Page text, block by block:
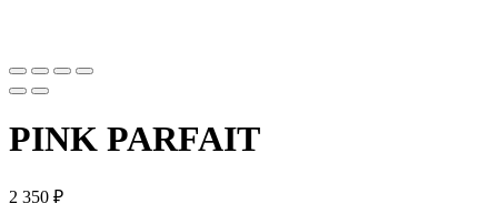
PINK PARFAIT
2 350 ₽